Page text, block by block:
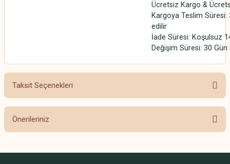
Ücretsiz Kargo &
Kargoya Teslim
edilir
İade Süresi: Koşulsuz
Değişim Süresi: 30 Gün
Taksit Seçenekleri
Önerileriniz